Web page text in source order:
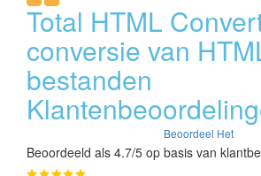
Total HTML
conversie van
bestanden
Beoordeel Het
Beoordeeld als 4.7/5 op basis van